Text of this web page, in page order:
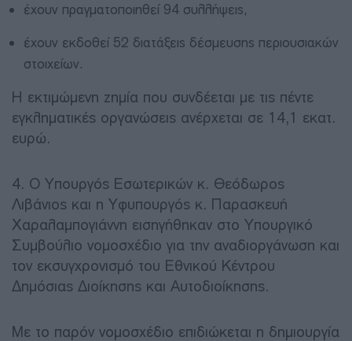
έχουν πραγματοποιηθεί 94 συλλήψεις,
έχουν εκδοθεί 52 διατάξεις δέσμευσης περιουσιακών
στοιχείων.
Η εκτιμώμενη ζημία που συνδέεται με τις πέντε
εγκληματικές οργανώσεις ανέρχεται σε 14,1 εκατ.
ευρώ.
4. Ο Υπουργός Εσωτερικών κ. Θεόδωρος
Λιβάνιος και η Υφυπουργός κ. Παρασκευή
Χαραλαμπογιάννη εισηγήθηκαν στο Υπουργικό
Συμβούλιο νομοσχέδιο για την αναδιοργάνωση και
τον εκσυγχρονισμό του Εθνικού Κέντρου
Δημόσιας Διοίκησης και Αυτοδιοίκησης.
Με το παρόν νομοσχέδιο επιδιώκεται η δημιουργία